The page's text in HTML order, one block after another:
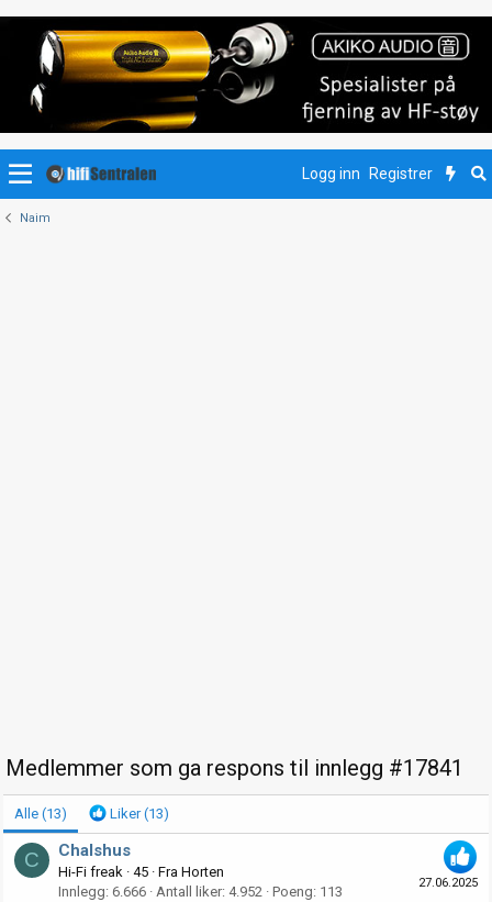
Logg inn Registrer
Naim
Medlemmer som ga respons til innlegg #17841
Alle (13) Liker(13)
C
27.06.2025
Chalshus
Hi-Fi freak · 45 · Fra Horten
Innlegg 6.666 Antall liker 4.952 Poeng 113